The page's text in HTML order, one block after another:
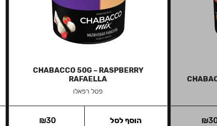
₪
CHABACCO 50G – RASPBERRY
RAFAELLA
פטל רפאלו
₪30 הוסף לסל